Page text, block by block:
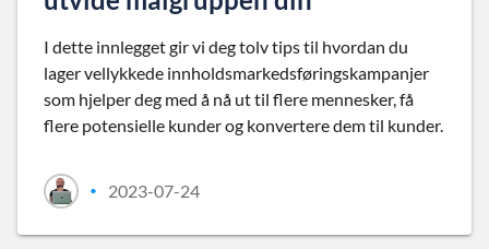
I dette innlegget gir vi deg tolv tips til hvordan du
lager vellykkede innholdsmarkedsføringskampanjer
som hjelper deg med å nå ut til flere mennesker, få
flere potensielle kunder og konvertere dem til kunder.
• 2023-07-24